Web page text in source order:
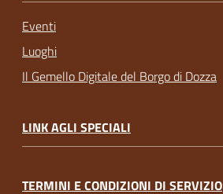
Eventi
Luoghi
Il Gemello Digitale del Borgo di Dozza
LINK AGLI SPECIALI
TERMINI E CONDIZIONI DI SERVIZIO